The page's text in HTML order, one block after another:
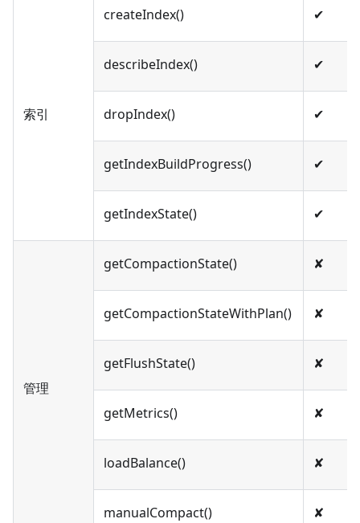
索引
createIndex() ✔︎
describeIndex() ✔︎
dropIndex() ✔︎
getIndexBuildProgress() ✔︎
getIndexState() ✔︎
管理
getCompactionState() ✘
getCompactionStateWithPlan() ✘
getFlushState() ✘
getMetrics() ✘
loadBalance() ✘
manualCompact() ✘